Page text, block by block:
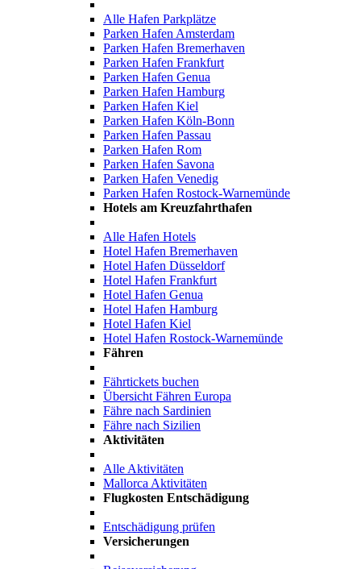
Alle Hafen Parkplätze
Parken Hafen Amsterdam
Parken Hafen Bremerhaven
Parken Hafen Frankfurt
Parken Hafen Genua
Parken Hafen Hamburg
Parken Hafen Kiel
Parken Hafen Köln-Bonn
Parken Hafen Passau
Parken Hafen Rom
Parken Hafen Savona
Parken Hafen Venedig
Parken Hafen Rostock-Warnemünde
Hotels am Kreuzfahrthafen
Alle Hafen Hotels
Hotel Hafen Bremerhaven
Hotel Hafen Düsseldorf
Hotel Hafen Frankfurt
Hotel Hafen Genua
Hotel Hafen Hamburg
Hotel Hafen Kiel
Hotel Hafen Rostock-Warnemünde
Fähren
Fährtickets buchen
Übersicht Fähren Europa
Fähre nach Sardinien
Fähre nach Sizilien
Aktivitäten
Alle Aktivitäten
Mallorca Aktivitäten
Flugkosten Entschädigung
Entschädigung prüfen
Versicherungen